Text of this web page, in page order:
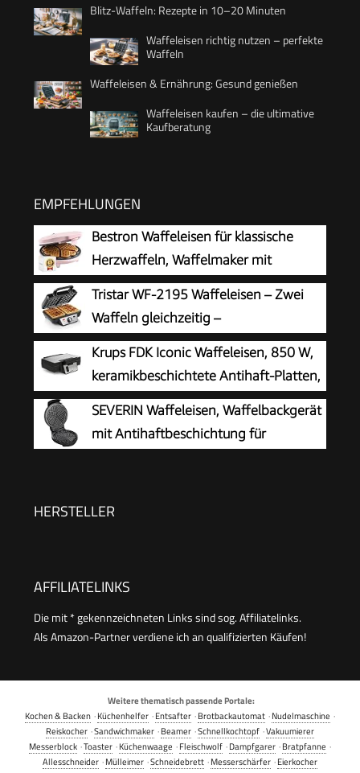
Blitz-Waffeln: Rezepte in 10–20 Minuten
Waffeleisen richtig nutzen – perfekte
Waffeln
Waffeleisen & Ernährung: Gesund genießen
Waffeleisen kaufen – die ultimative
Kaufberatung
EMPFEHLUNGEN
Bestron Waffeleisen für klassische
Herzwaffeln, Waffelmaker mit
Antihaftbeschichtung für Waffeln in
Herzform, Retro Design, inklusive
Rezeptvorschläge, 700 Watt, Farbe: Rosa
Tristar WF-2195 Waffeleisen – Zwei
Waffeln gleichzeitig –
Edelstahlgehäuse,
Antihaftbeschichtung, 1000 W, einstellbarer
Thermostat für perfekte Bräunung,
Kontrollleuchten, einfache Reinigung
Krups FDK Iconic Waffeleisen, 850 W,
keramikbeschichtete Antihaft-Platten,
ikonisches Design, vertikale
Aufbewahrung, benutzerfreundlich,
Schwarz/Edelstahl, FDK261
SEVERIN Waffeleisen, Waffelbackgerät
mit Antihaftbeschichtung für
schwarz/Edelstal, WA 2103
HERSTELLER
AFFILIATELINKS
Die mit * gekennzeichneten Links sind sog. Affiliatelinks.
Als Amazon-Partner verdiene ich an qualifizierten Käufen!
Weitere thematisch passende Portale:
Kochen & Backen ·Küchenhelfer ·Entsafter ·Brotbackautomat ·Nudelmaschine ·
Reiskocher ·Sandwichmaker ·Beamer ·Schnellkochtopf ·Vakuumierer
Messerblock ·Toaster ·Küchenwaage ·Fleischwolf ·Dampfgarer ·Bratpfanne ·
Allesschneider ·Mülleimer ·Schneidebrett ·Messerschärfer ·Eierkocher